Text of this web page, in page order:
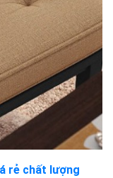
rẻ chất lượng